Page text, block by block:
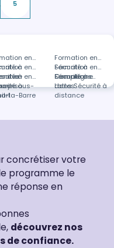
5
en
à
Formation en
Sécurité à
Compiègne
en
à
sous-
Formation en
Sécurité à
Lattes
en
à
la-Barre
Formations
dans Sécurité à
distance
concrétiser votre
programme le
réponse en
découvrez nos
de confiance.